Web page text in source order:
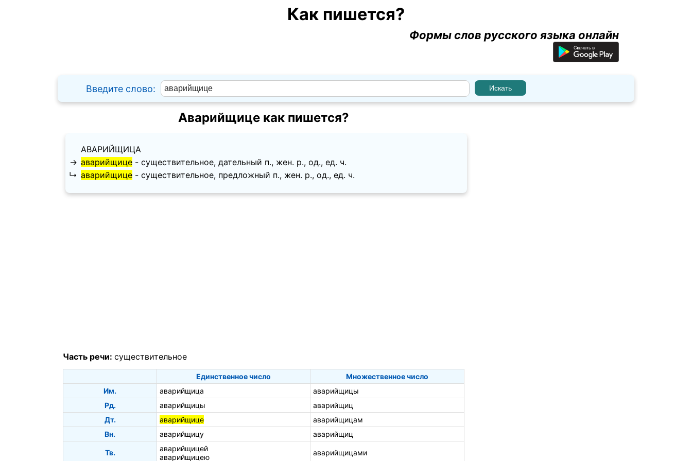
Как пишется?
Формы слов русского языка онлайн
Введите слово:
Аварийщице как пишется?
АВАРИЙЩИЦА
→ аварийщице - существительное, дательный п., жен. p., од., ед. ч.
↳ аварийщице - существительное, предложный п., жен. p., од., ед. ч.
Часть речи: существительное
Единственное число
Множественное число
Им.
аварийщица
аварийщицы
Рд.
аварийщицы
аварийщиц
Дт.
аварийщице
аварийщицам
Вн.
аварийщицу аварийщиц
Тв.
аварийщицей
аварийщицею
аварийщицами